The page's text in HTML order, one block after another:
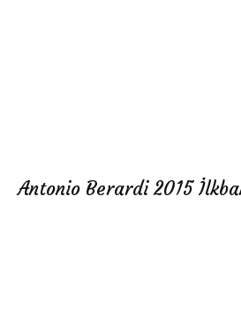
Antonio Berardi 2015